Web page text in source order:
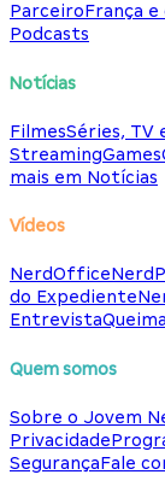
ParceiroFrança
Podcasts
Notícias
FilmesSéries, TV
StreamingGames
mais em Notícias
Vídeos
NerdOffice
do Expediente
Entrevista
Quem somos
Sobre o Jovem
Privacidade
SegurançaFale